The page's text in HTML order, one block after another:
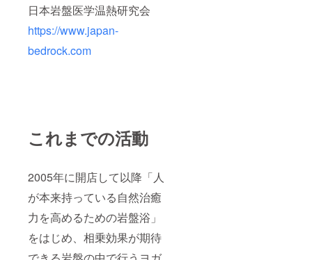
日本岩盤医学温熱研究会
https://www.japan-
bedrock.com
これまでの活動
2005年に開店して以降「人
が本来持っている自然治癒
力を高めるための岩盤浴」
をはじめ、相乗効果が期待